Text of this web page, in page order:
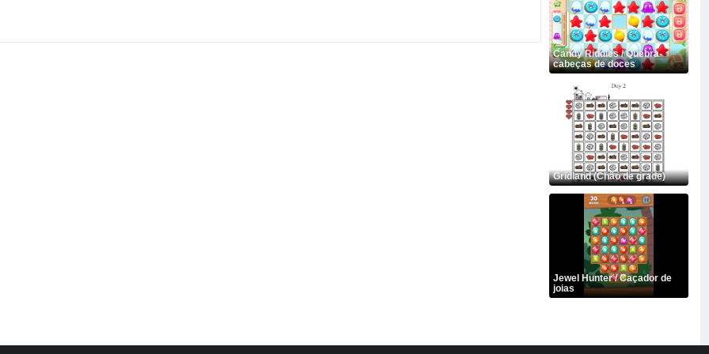
Candy Riddles / Quebra-
cabeças de doces
Gridland (Chão de grade)
Jewel Hunter / Caçador de
joias